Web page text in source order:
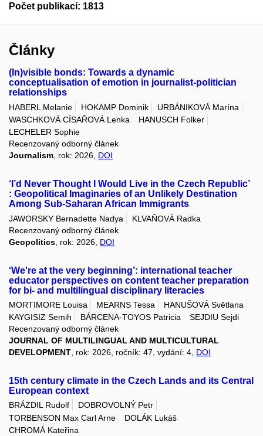
Počet publikací: 1813
Články
(In)visible bonds: Towards a dynamic
conceptualisation of emotion in journalist-politician
relationships
HABERL Melanie HOKAMP Dominik
URBÁNIKOVÁ Marína
WASCHKOVÁ CÍSAŘOVÁ Lenka
HANUSCH Folker
LECHELER Sophie
Recenzovaný odborný článek
Journalism, rok: 2026, DOI
‘I’d Never Thought I Would Live in the Czech Republic’
: Geopolitical Imaginaries of an Unlikely Destination
Among Sub-Saharan African Immigrants
JAWORSKY Bernadette Nadya
KLVAŇOVÁ Radka
Recenzovaný odborný článek
Geopolitics , rok: 2026, DOI
‘We're at the very beginning’: international teacher
educator perspectives on content teacher preparation
for bi- and multilingual disciplinary literacies
MORTIMORE Louisa MEARNS Tessa
HANUŠOVÁ Světlana
KAYGISIZ Semih
BÁRCENA-TOYOS Patricia
SEJDIU Sejdi
Recenzovaný odborný článek
JOURNAL OF MULTILINGUAL AND MULTICULTURAL
DEVELOPMENT , rok: 2026, ročník: 47, vydání: 4, DOI
15th century climate in the Czech Lands and its Central
European context
BRÁZDIL Rudolf
DOBROVOLNÝ Petr
TORBENSON Max Carl Arne
DOLÁK Lukáš
CHROMÁ Kateřina